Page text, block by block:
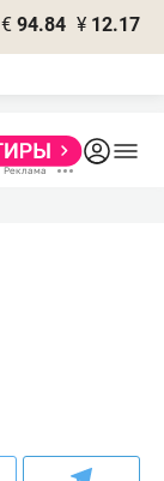
€ 94.84 ¥ 12.17